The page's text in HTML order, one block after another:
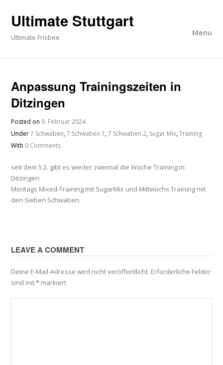
Ultimate Stuttgart
Ultimate Frisbee Menu
Anpassung Trainingszeiten in
Ditzingen
Posted on 9. Februar 2024
Under7 Schwaben,7 Schwaben 1 ,7 Schwaben 2, Sugar Mix,Training
With 0 Comments
seit dem 5.2. gibt es wieder zweimal die Woche Training in
Ditzingen.
Montags Mixed-Training mit SugarMix und Mittwochs Training mit
den Sieben Schwaben.
LEAVE A COMMENT
Deine E-Mail-Adresse wird nicht veröffentlicht. Erforderliche Felder
sind mit* markiert